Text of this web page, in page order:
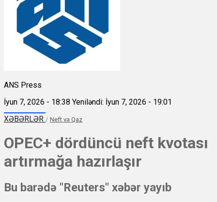
ANS Press
İyun 7, 2026 - 18:38 Yeniləndi: İyun 7, 2026 - 19:01
XƏBƏRLƏR / Neft və Qaz
OPEC+ dördüncü neft kvotası
artırmağa hazırlaşır
Bu barədə "Reuters" xəbər yayıb